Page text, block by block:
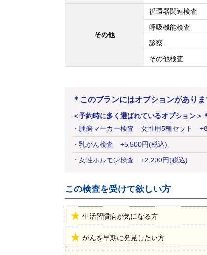
その他
循環器関連検査
呼吸機能検査
診察
その他検査
＊このプランにはオプションがあり
＜予約時に多く選ばれているオプション＞
・ 腫瘍マーカー検査 女性用5種セット +
・ 乳がん検査 +5,500円(税込)
・ 女性ホルモン検査 +2,200円(税込)
この検査を受けて欲しい方
生活習慣病が気になる方
がんを早期に発見したい方